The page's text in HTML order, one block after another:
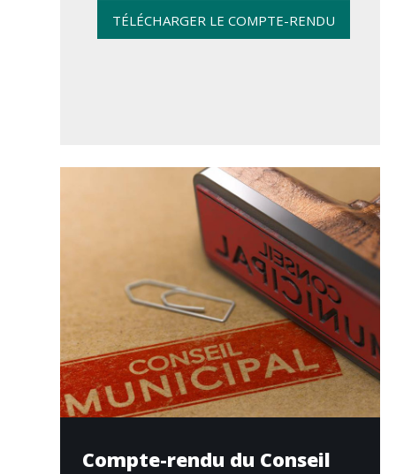
TÉLÉCHARGER LE COMPTE-RENDU
Compte-rendu du Conseil